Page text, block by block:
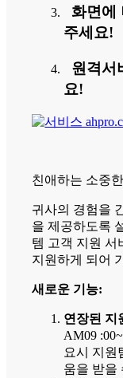
화면에
주세요!
원격서
요!
친애하는 소중
귀사의 경험을
을 제공하도록
템 고객 지원 서
지원하게 되어
새로운 기능:
연장된 지
AM09
요시 지원
움을 받을